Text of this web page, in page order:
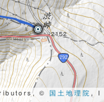
© 国土地理院 , I